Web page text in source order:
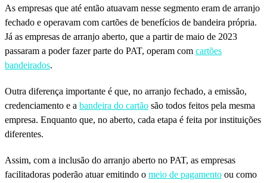
As empresas que até então atuavam nesse segmento eram de arranjo
fechado e operavam com cartões de benefícios de bandeira própria.
Já as empresas de arranjo aberto, que a partir de maio de 2023
passaram a poder fazer parte do PAT, operam com cartões
bandeirados.
Outra diferença importante é que, no arranjo fechado, a emissão,
credenciamento e a bandeira do cartão são todos feitos pela mesma
empresa. Enquanto que, no aberto, cada etapa é feita por instituições
diferentes.
Assim, com a inclusão do arranjo aberto no PAT, as empresas
facilitadoras poderão atuar emitindo o meio de pagamento ou como